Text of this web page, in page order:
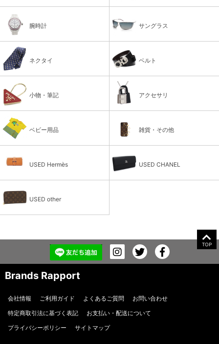
腕時計 サングラス
ネクタイ ベルト
小物・筆記 アクセサリ
ベビー用品 雑貨・その他
USED Hermès USED CHANEL
USED other
TOP
Brands Rapport
会社情報 ご利用ガイド よくあるご質問
お問い合わせ
特定商取引法に基づく表記
お支払い・配送について
プライバシーポリシー
サイトマップ